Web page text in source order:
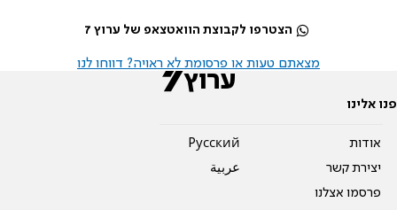
הצטרפו לקבוצת הוואטצאפ של ערוץ 7
מצאתם טעות או פרסומת לא ראויה? דווחו לנו
פנו אלינו
אודות
יצירת קשר
פרסמו אצלנו
Pусский
عربية